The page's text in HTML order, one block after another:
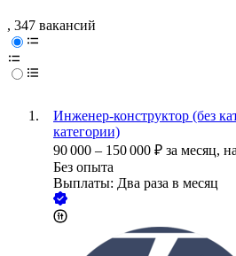
, 347 вакансий
Инженер-конструктор (без
категории)
90 000 – 150 000 ₽ за месяц,
Без опыта
Выплаты: Два раза в месяц